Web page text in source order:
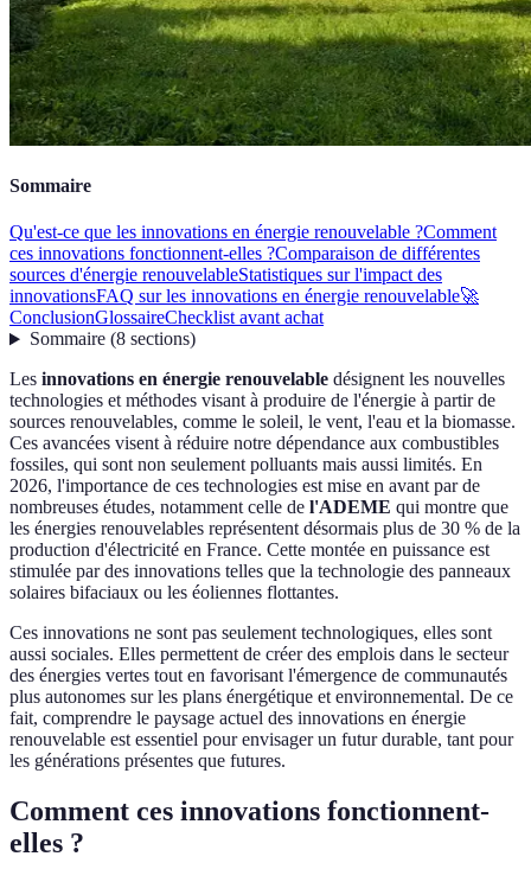
Sommaire
Qu'est-ce que les innovations en énergie renouvelable ?Comment
ces innovations fonctionnent-elles ?Comparaison de différentes
sources d'énergie renouvelableStatistiques sur l'impact des
innovationsFAQ sur les innovations en énergie renouvelable🚀
ConclusionGlossaireChecklist avant achat
Sommaire(8 sections)
Les innovations en énergie renouvelable désignent les nouvelles
technologies et méthodes visant à produire de l'énergie à partir de
sources renouvelables, comme le soleil, le vent, l'eau et la biomasse.
Ces avancées visent à réduire notre dépendance aux combustibles
fossiles, qui sont non seulement polluants mais aussi limités. En
2026, l'importance de ces technologies est mise en avant par de
nombreuses études, notamment celle de l'ADEME qui montre que
les énergies renouvelables représentent désormais plus de 30 % de la
production d'électricité en France. Cette montée en puissance est
stimulée par des innovations telles que la technologie des panneaux
solaires bifaciaux ou les éoliennes flottantes.
Ces innovations ne sont pas seulement technologiques, elles sont
aussi sociales. Elles permettent de créer des emplois dans le secteur
des énergies vertes tout en favorisant l'émergence de communautés
plus autonomes sur les plans énergétique et environnemental. De ce
fait, comprendre le paysage actuel des innovations en énergie
renouvelable est essentiel pour envisager un futur durable, tant pour
les générations présentes que futures.
Comment ces innovations fonctionnent-
elles ?